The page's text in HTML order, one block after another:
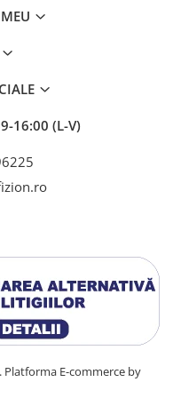
16:00 (L-V)
Platforma E-commerce by